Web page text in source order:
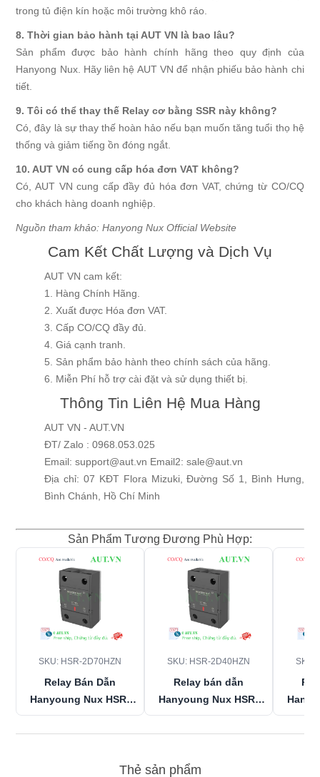
trong tủ điện kín hoặc môi trường khô ráo.
8. Thời gian bảo hành tại AUT VN là bao lâu?
Sản phẩm được bảo hành chính hãng theo quy định của
Hanyong Nux. Hãy liên hệ AUT VN để nhận phiếu bảo hành chi
tiết.
9. Tôi có thể thay thế Relay cơ bằng SSR này không?
Có, đây là sự thay thế hoàn hảo nếu bạn muốn tăng tuổi thọ hệ
thống và giảm tiếng ồn đóng ngắt.
10. AUT VN có cung cấp hóa đơn VAT không?
Có, AUT VN cung cấp đầy đủ hóa đơn VAT, chứng từ CO/CQ
cho khách hàng doanh nghiệp.
Nguồn tham khảo:Hanyong Nux Official Website
Cam Kết Chất Lượng và Dịch Vụ
AUT VN cam kết:
1. Hàng Chính Hãng.
2. Xuất được Hóa đơn VAT.
3. Cấp CO/CQ đầy đủ.
4. Giá cạnh tranh.
5. Sản phẩm bảo hành theo chính sách của hãng.
6. Miễn Phí hỗ trợ cài đặt và sử dụng thiết bị.
Thông Tin Liên Hệ Mua Hàng
AUT VN - AUT.VN
ĐT/ Zalo : 0968.053.025
Email: support@aut.vn Email2: sale@aut.vn
Địa chỉ: 07 KĐT Flora Mizuki, Đường Số 1, Bình Hưng,
Bình Chánh, Hồ Chí Minh
Sản Phẩm Tương Đương Phù Hợp:
SKU: HSR-2D70HZN
Relay Bán Dẫn
Hanyoung Nux HSR-
2D70HZN(70A,
480VAC, 5-24VDC) -
Cross Chính Hãng
SKU: HSR-2D40HZN
Relay bán dẫn
Hanyoung Nux HSR-
2D40HZN: 40A, 5-
24VDC, Chuyển mạch
SKU:
Thẻ sản phẩm